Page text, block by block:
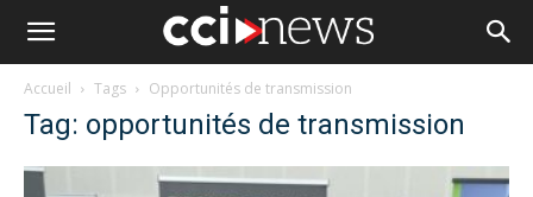
Accueil Tags Opportunités de transmission
Tag: opportunités de transmission